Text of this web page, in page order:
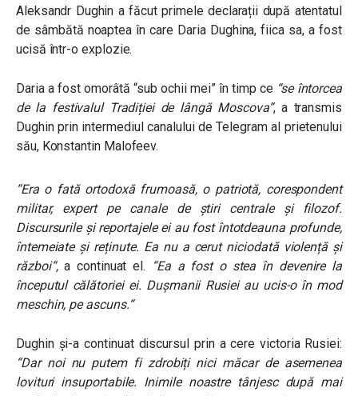
Aleksandr Dughin a făcut primele declarații după atentatul
de sâmbătă noaptea în care Daria Dughina, fiica sa, a fost
ucisă într-o explozie.
Daria a fost omorâtă “sub ochii mei” în timp ce “se întorcea
de la festivalul Tradiției de lângă Moscova”, a transmis
Dughin prin intermediul canalului de Telegram al prietenului
său, Konstantin Malofeev.
“Era o fată ortodoxă frumoasă, o patriotă, corespondent
militar, expert pe canale de știri centrale și filozof.
Discursurile și reportajele ei au fost întotdeauna profunde,
întemeiate și reținute. Ea nu a cerut niciodată violență și
război“,a continuat el. “Ea a fost o stea în devenire la
începutul călătoriei ei. Dușmanii Rusiei au ucis-o în mod
meschin, pe ascuns.“
Dughin și-a continuat discursul prin a cere victoria Rusiei:
“Dar noi nu putem fi zdrobiți nici măcar de asemenea
lovituri insuportabile. Inimile noastre tânjesc după mai